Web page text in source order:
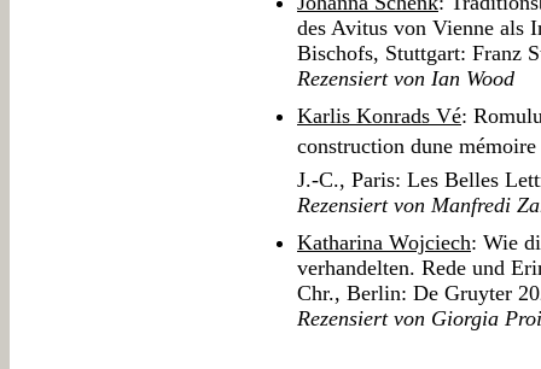
des Avitus von Vienne als
Bischofs, Stuttgart: Franz
Rezensiert von Ian Wood
Karlis Konrads Vé:
construction dune
J.-C., Paris: Les Belles
Rezensiert von Manfredi
Katharina Wojciech: Wie
verhandelten. Rede und
Chr., Berlin: De Gruyter
Rezensiert von Giorgia